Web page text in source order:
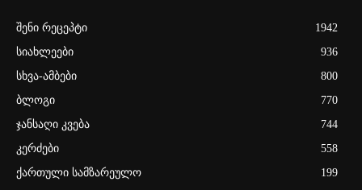
შენი რეცეპტი
1942
სიახლეები
936
სხვა-ამბები
800
ბლოგი
770
ჯანსაღი კვება
744
კერძები
558
ქართული სამზარეულო
199